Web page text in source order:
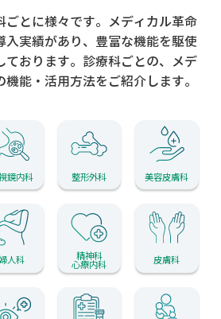
ごとに様々です。メディカル革命
実績があり、 豊富な機能を駆使
おります。 診療科ごとの、メデ
能・活用方法をご紹介します。
鏡内科 整形外科 美容皮膚科
人科 精神科
心療内科 皮膚科